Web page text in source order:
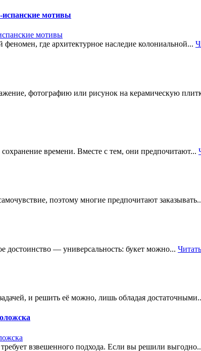
мотивы
где архитектурное наследие колониальной...
фотографию или рисунок на керамическую
времени. Вместе с тем, они предпочитают...
поэтому многие предпочитают
— универсальность: букет можно...
и решить её можно, лишь обладая
взвешенного подхода. Если вы решили